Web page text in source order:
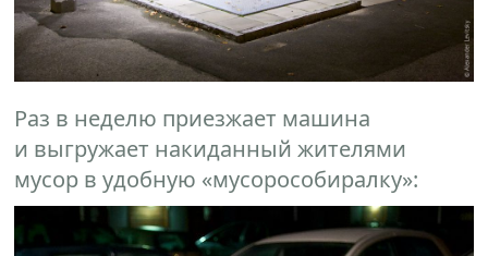
Раз в неделю приезжает машина
и выгружает накиданный жителями
мусор в удобную «мусорособиралку»: